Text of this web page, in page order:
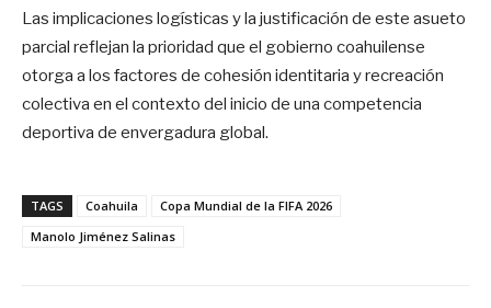
Las implicaciones logísticas y la justificación de este asueto
parcial reflejan la prioridad que el gobierno coahuilense
otorga a los factores de cohesión identitaria y recreación
colectiva en el contexto del inicio de una competencia
deportiva de envergadura global.
TAGS Coahuila
Copa Mundial de la FIFA 2026
Manolo Jiménez Salinas